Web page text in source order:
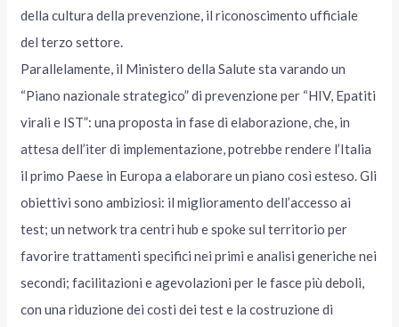
della cultura della prevenzione, il riconoscimento ufficiale
del terzo settore.
Parallelamente, il Ministero della Salute sta varando un
“Piano nazionale strategico” di prevenzione per “HIV, Epatiti
virali e IST”: una proposta in fase di elaborazione, che, in
attesa dell’iter di implementazione, potrebbe rendere l’Italia
il primo Paese in Europa a elaborare un piano così esteso. Gli
obiettivi sono ambiziosi: il miglioramento dell’accesso ai
test; un network tra centri hub e spoke sul territorio per
favorire trattamenti specifici nei primi e analisi generiche nei
secondi; facilitazioni e agevolazioni per le fasce più deboli,
con una riduzione dei costi dei test e la costruzione di